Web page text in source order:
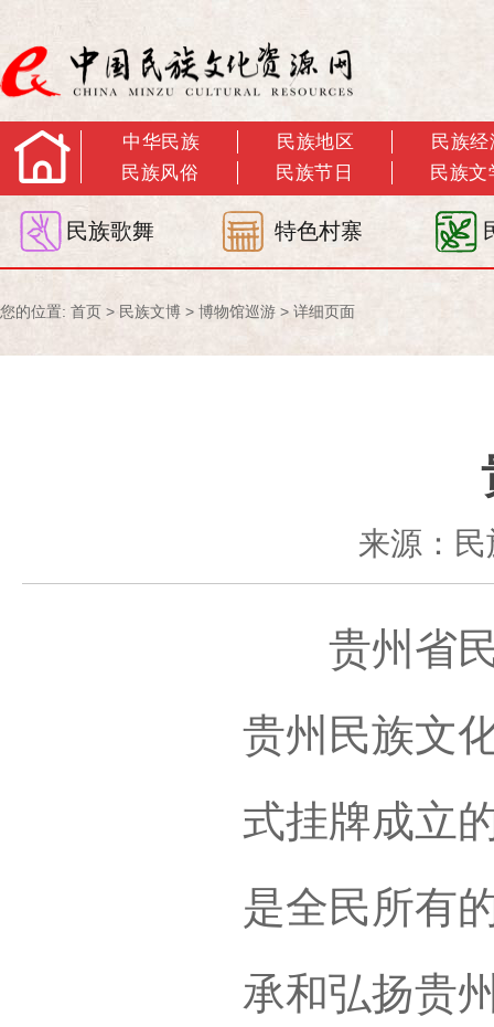
中华民族 民族地区
民族经
民族风俗
民族节日 民族文
民族歌舞 特色村寨
您的位置: 首页 > 民族文博 > 博物馆巡游 > 详细页面
来源：
贵州省民
贵州民族文
式挂牌成立
是全民所有
承和弘扬贵